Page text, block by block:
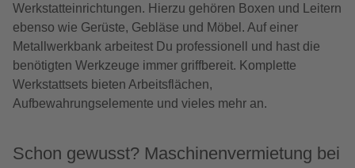
Werkstatteinrichtungen. Hierzu gehören Boxen und Leitern
ebenso wie Gerüste, Gebläse und Möbel. Auf einer
Metallwerkbank arbeitest Du professionell und hast die
benötigten Werkzeuge immer griffbereit. Komplette
Werkstattsets bieten Arbeitsflächen,
Aufbewahrungselemente und vieles mehr an.
Schon gewusst? Maschinenvermietung bei